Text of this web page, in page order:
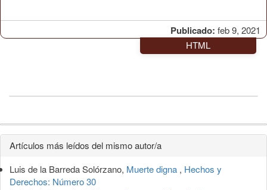
Publicado: feb 9, 2021
HTML
Detalles
del
artículo
Artículos más leídos del mismo autor/a
Luis de la Barreda Solórzano, Muerte digna , Hechos y
Derechos: Número 30